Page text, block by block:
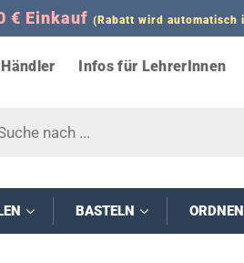
€ Einkauf (Rabatt wird automatisch
Händler Infos für LehrerInnen
BASTELN ORDNEN